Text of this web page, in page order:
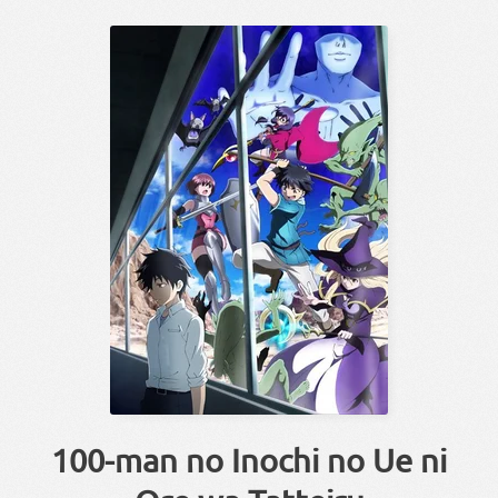
100-man no Inochi no Ue ni